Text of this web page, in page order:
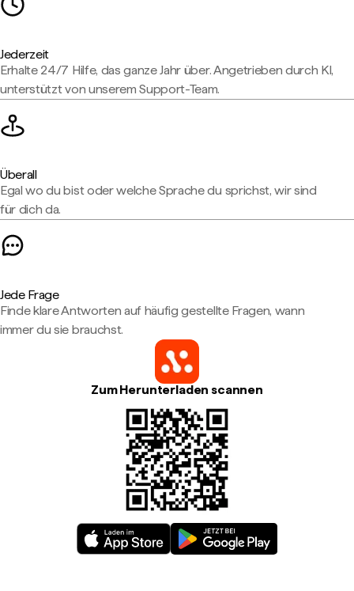
Jederzeit
Erhalte 24/7 Hilfe, das ganze Jahr über. Angetrieben durch KI,
unterstützt von unserem Support-Team.
Überall
Egal wo du bist oder welche Sprache du sprichst, wir sind
für dich da.
Jede Frage
Finde klare Antworten auf häufig gestellte Fragen, wann
immer du sie brauchst.
Zum Herunterladen scannen